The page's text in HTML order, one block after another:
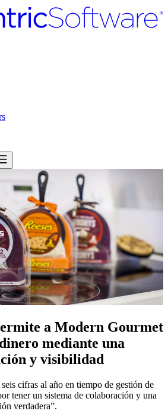
a Modern Gourmet
mediante una
y visibilidad
cifras al año en tiempo de gestión de
tener un sistema de colaboración y una
verdadera”.